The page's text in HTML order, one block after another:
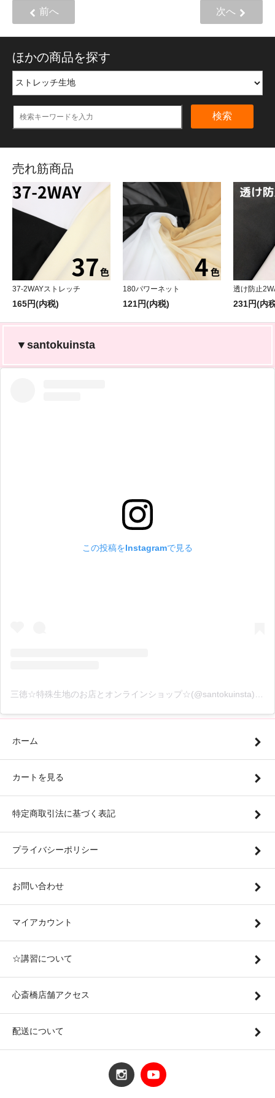
前へ 次へ
ほかの商品を探す
検索
売れ筋商品
37-2WAYストレッチ
165円(内税)
180パワーネット
121円(内税)
透け防止
231円(内
▼santokuinsta
この投稿をInstagramで見る
三徳☆特殊生地のお店とオンラインショップ☆(@santokuinsta)がシェアした投稿
ホーム
カートを見る
特定商取引法に基づく表記
プライバシーポリシー
お問い合わせ
マイアカウント
☆講習について
心斎橋店舗アクセス
配送について